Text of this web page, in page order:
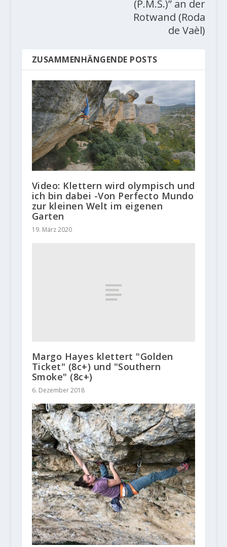
(P.M.S.)” an der
Rotwand (Roda
de Vaèl)
ZUSAMMENHÄNGENDE POSTS
Video: Klettern wird olympisch und
ich bin dabei -Von Perfecto Mundo
zur kleinen Welt im eigenen
Garten
19. März 2020
Margo Hayes klettert "Golden
Ticket" (8c+) und "Southern
Smoke" (8c+)
6. Dezember 2018